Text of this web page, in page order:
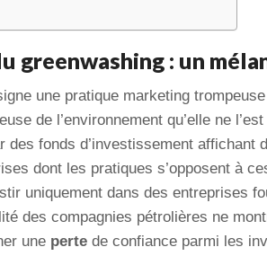
greenwashing : un
une pratique marketing
de l’environnement qu’elle ne
des fonds d’investissement affichant
dont les pratiques s’opposent à
uniquement dans des entreprises
des compagnies pétrolières ne
une perte de confiance parmi les